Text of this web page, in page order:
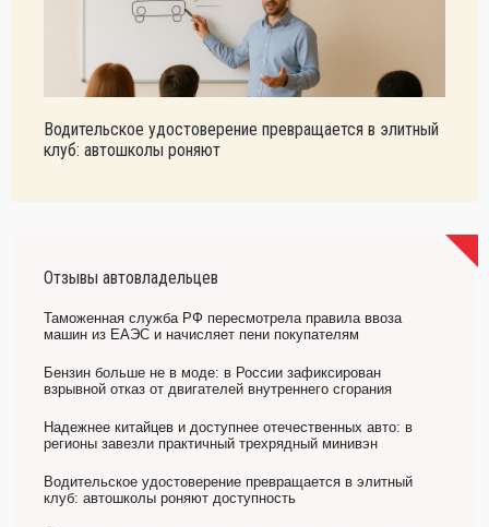
Водительское удостоверение превращается в элитный
клуб: автошколы роняют
Отзывы автовладельцев
Таможенная служба РФ пересмотрела правила ввоза
машин из ЕАЭС и начисляет пени покупателям
Бензин больше не в моде: в России зафиксирован
взрывной отказ от двигателей внутреннего сгорания
Надежнее китайцев и доступнее отечественных авто: в
регионы завезли практичный трехрядный минивэн
Водительское удостоверение превращается в элитный
клуб: автошколы роняют доступность